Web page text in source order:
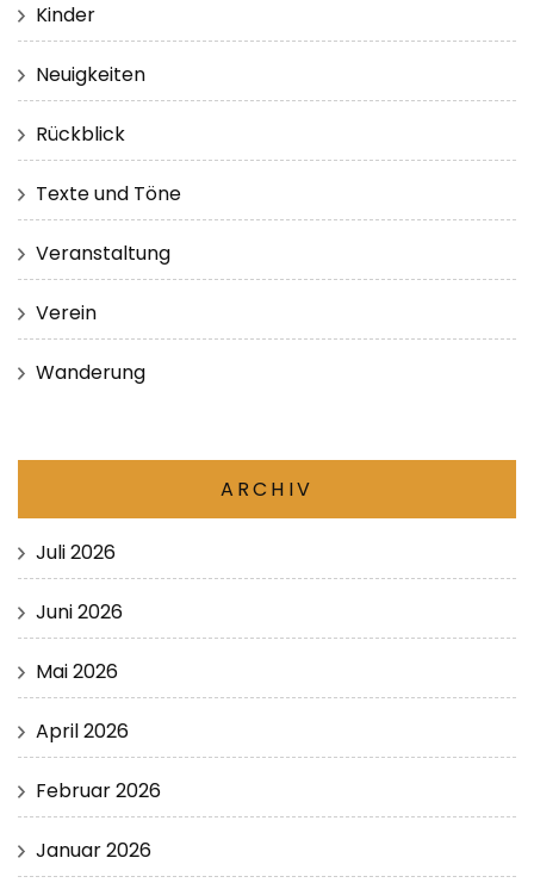
Kinder
Neuigkeiten
Rückblick
Texte und Töne
Veranstaltung
Verein
Wanderung
ARCHIV
Juli 2026
Juni 2026
Mai 2026
April 2026
Februar 2026
Januar 2026